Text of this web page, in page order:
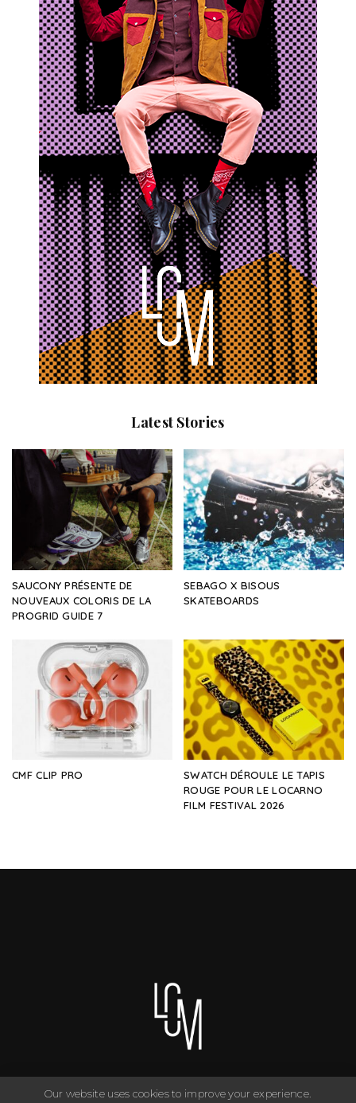
Latest Stories
SAUCONY PRÉSENTE DE
NOUVEAUX COLORIS DE LA
PROGRID GUIDE 7
SEBAGO X BISOUS
SKATEBOARDS
CMF CLIP PRO
SWATCH DÉROULE LE TAPIS
ROUGE POUR LE LOCARNO
FILM FESTIVAL 2026
Our website uses cookies to improve your experience.